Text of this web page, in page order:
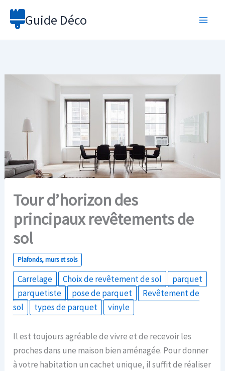
Aller
Guide Déco
Tour d’horizon des
principaux revêtements de
sol
Plafonds, murs et sols
Carrelage Choix de revêtement de sol
parquet
parquetiste
pose de parquet
Revêtement de
sol
types de parquet vinyle
Il est toujours agréable de vivre et de recevoir les
proches dans une maison bien aménagée. Pour donner
à votre habitation un cachet unique, il suffit de réaliser